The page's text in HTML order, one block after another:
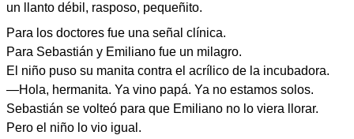
un llanto débil, rasposo, pequeñito.
Para los doctores fue una señal clínica.
Para Sebastián y Emiliano fue un milagro.
El niño puso su manita contra el acrílico de la incubadora.
—Hola, hermanita. Ya vino papá. Ya no estamos solos.
Sebastián se volteó para que Emiliano no lo viera llorar.
Pero el niño lo vio igual.